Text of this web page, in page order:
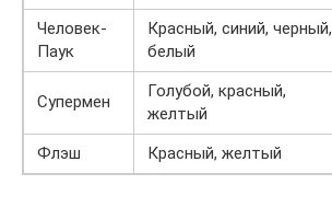
Человек-
Паук
Красный, синий, черный,
белый
Супермен
Голубой, красный,
желтый
Флэш Красный, желтый